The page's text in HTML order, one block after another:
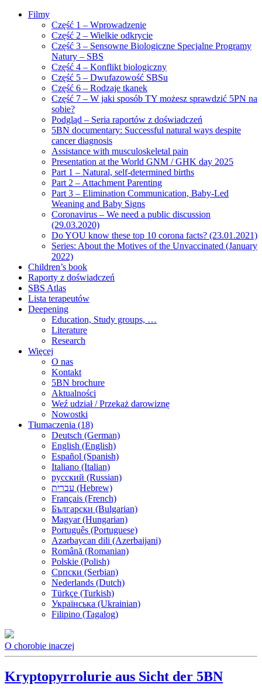
Filmy
Część 1 – Wprowadzenie
Część 2 – Wielkie odkrycie
Część 3 – Sensowne Biologiczne Specjalne Programy
Natury – SBS
Część 4 – Konflikt biologiczny
Część 5 – Dwufazowość SBSu
Część 6 – Rodzaje tkanek
Część 7 – W jaki sposób TY możesz sprawdzić 5PN na
sobie?
Podgląd – Seria raportów z doświadczeń
5BN documentary: Successful natural ways despite
cancer diagnosis
Assistance with musculoskeletal pain
Presentation at the World GNM / GHK day 2025
Part 1 – Natural, self-determined births
Part 2 – Attachment Parenting
Part 3 – Elimination Communication, Baby-Led
Weaning and Baby Signs
Coronavirus – We need a public discussion
(29.03.2020)
Do YOU know these top 10 corona facts? (23.01.2021)
Series: About the Motives of the Unvaccinated (January
2022)
Children’s book
Raporty z doświadczeń
SBS Atlas
Lista terapeutów
Deepening
Education, Study groups, …
Literature
Research
Więcej
O nas
Kontakt
5BN brochure
Aktualności
Weź udział / Przekaż darowiznę
Nowostki
Tłumaczenia (18)
Deutsch (German)
English (English)
Español (Spanish)
Italiano (Italian)
русский (Russian)
עברית (Hebrew)
Français (French)
Български (Bulgarian)
Magyar (Hungarian)
Português (Portuguese)
Azərbaycan dili (Azerbaijani)
Română (Romanian)
Polskie (Polish)
Српски (Serbian)
Nederlands (Dutch)
Türkçe (Turkish)
Українська (Ukrainian)
Filipino (Tagalog)
O chorobie inaczej
Kryptopyrrolurie aus Sicht der 5BN